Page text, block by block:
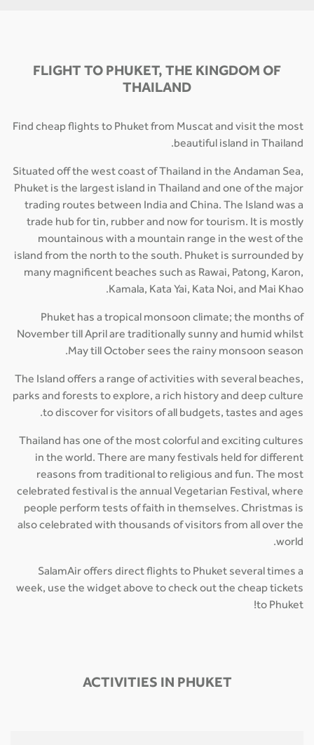
FLIGHT TO PHUKET, THE KINGDOM OF
THAILAND
Find cheap flights to Phuket from Muscat and visit the most
beautiful island in Thailand.
Situated off the west coast of Thailand in the Andaman Sea,
Phuket is the largest island in Thailand and one of the major
trading routes between India and China. The Island was a
trade hub for tin, rubber and now for tourism. It is mostly
mountainous with a mountain range in the west of the
island from the north to the south. Phuket is surrounded by
many magnificent beaches such as Rawai, Patong, Karon,
Kamala, Kata Yai, Kata Noi, and Mai Khao.
Phuket has a tropical monsoon climate; the months of
November till April are traditionally sunny and humid whilst
May till October sees the rainy monsoon season.
The Island offers a range of activities with several beaches,
parks and forests to explore, a rich history and deep culture
to discover for visitors of all budgets, tastes and ages.
Thailand has one of the most colorful and exciting cultures
in the world. There are many festivals held for different
reasons from traditional to religious and fun. The most
celebrated festival is the annual Vegetarian Festival, where
people perform tests of faith in themselves. Christmas is
also celebrated with thousands of visitors from all over the
world.
SalamAir offers direct flights to Phuket several times a
week, use the widget above to check out the cheap tickets
to Phuket!
ACTIVITIES IN PHUKET